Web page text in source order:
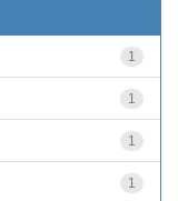
1
1
1
1